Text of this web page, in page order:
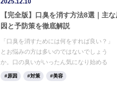
2025.12.10
【完全版】口臭を消す方法8選｜主
因と予防策を徹底解説
「口臭を消すためには何をすれば良い？」
とお悩みの方は多いのではないでしょう
か。口の臭いがいったん気になり始める
と、友達や家族など周囲とのコミュニケー
ションの際に不安を抱いてしまうでしょ
原因 対策 美容